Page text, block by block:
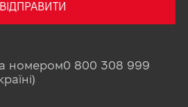
ВІДПРАВИТИ
номером0 800 308 999